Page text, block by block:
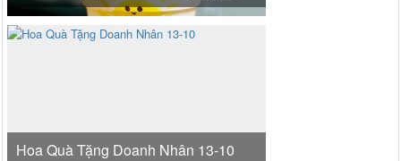
Hoa Quà Tặng Doanh Nhân 13-10